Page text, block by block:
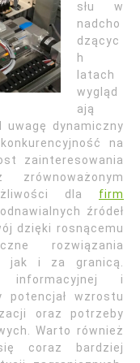
słu w
nadcho
dzącyc
h
latach
wygląd
ają
uwagę dynamiczny
na
zainteresowania
dla firm
źródeł
dzięki rosnącemu
rozwiązania
jak i za granicą.
informacyjnej i
potencjał wzrostu
oraz potrzeby
Warto również
coraz bardziej